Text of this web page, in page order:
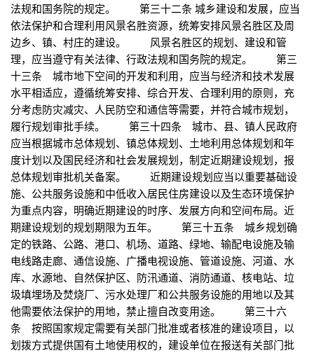
法规和国务院的规定。 第三十二条 城乡建设和发展，应当
依法保护和合理利用风景名胜资源，统筹安排风景名胜区及周
边乡、镇、村庄的建设。 风景名胜区的规划、建设和管
理，应当遵守有关法律、行政法规和国务院的规定。 第三
十三条 城市地下空间的开发和利用，应当与经济和技术发展
水平相适应，遵循统筹安排、综合开发、合理利用的原则，充
分考虑防灾减灾、人民防空和通信等需要，并符合城市规划，
履行规划审批手续。 第三十四条 城市、县、镇人民政府
应当根据城市总体规划、镇总体规划、土地利用总体规划和年
度计划以及国民经济和社会发展规划，制定近期建设规划，报
总体规划审批机关备案。 近期建设规划应当以重要基础设
施、公共服务设施和中低收入居民住房建设以及生态环境保护
为重点内容，明确近期建设的时序、发展方向和空间布局。近
期建设规划的规划期限为五年。 第三十五条 城乡规划确
定的铁路、公路、港口、机场、道路、绿地、输配电设施及输
电线路走廊、通信设施、广播电视设施、管道设施、河道、水
库、水源地、自然保护区、防汛通道、消防通道、核电站、垃
圾填埋场及焚烧厂、污水处理厂和公共服务设施的用地以及其
他需要依法保护的用地，禁止擅自改变用途。 第三十六
条 按照国家规定需要有关部门批准或者核准的建设项目，以
划拨方式提供国有土地使用权的，建设单位在报送有关部门批